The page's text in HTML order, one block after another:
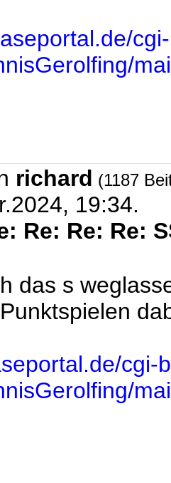
richard (1187
19:34.
Re: Re: Re:
das s
cgi-